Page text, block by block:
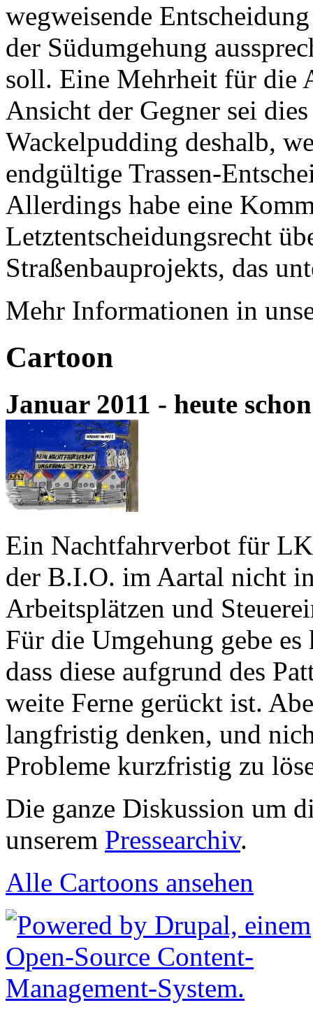
wegweisende
der Südumgehung
soll. Eine Mehrheit für die
Ansicht der Gegner sei
Wackelpudding deshalb,
endgültige Trassen-
Allerdings habe eine
Letztentscheidungsrecht
Straßenbauprojekts, das
Mehr Informationen in
Cartoon
Januar 2011 - heute
Ein Nachtfahrverbot für
der B.I.O. im Aartal nicht
Arbeitsplätzen und
Für die Umgehung gebe
dass diese aufgrund des
weite Ferne gerückt ist.
langfristig denken, und
Probleme kurzfristig zu
Die ganze Diskussion um
unserem Pressearchiv.
Alle Cartoons ansehen